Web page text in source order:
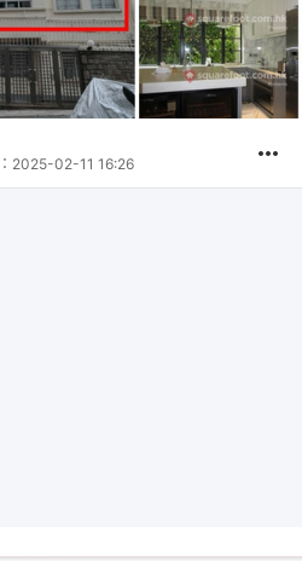
2025-02-11 16:26